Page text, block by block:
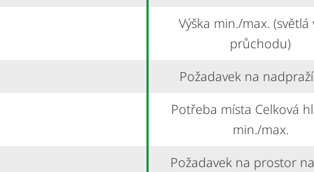
Výška min./max. (světlá
průchodu)
Požadavek na
Potřeba místa Celková
min./max.
Požadavek na prostor